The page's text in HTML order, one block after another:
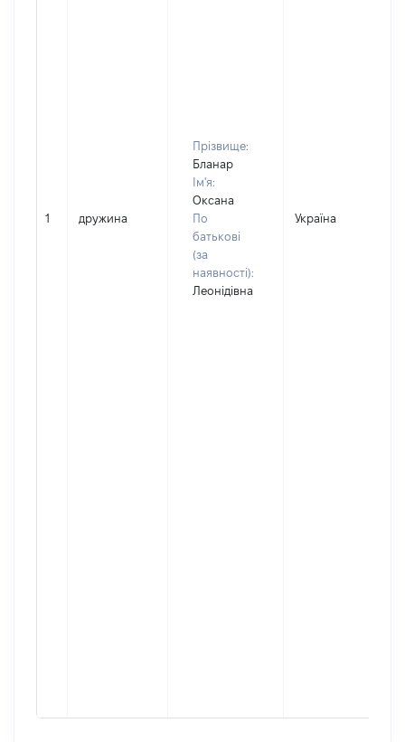
1 дружина
Прізвище:
Бланар
Ім'я:
Оксана
По
батькові
(за
наявності):
Леонідівна
Україна